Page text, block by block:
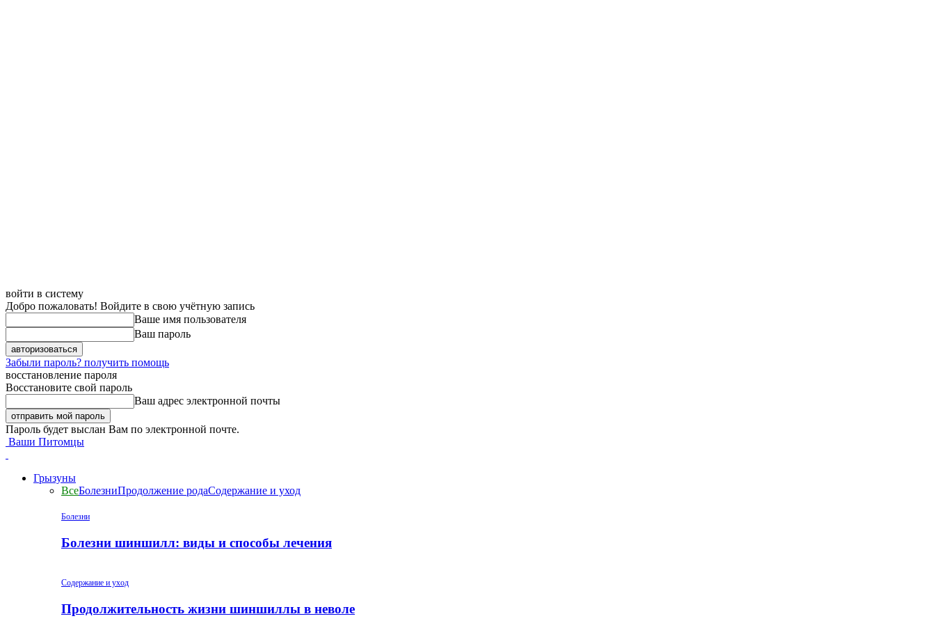
войти в систему
Добро пожаловать! Войдите в свою учётную запись
Ваше имя пользователя
Ваш пароль
Забыли пароль? получить помощь
восстановление пароля
Восстановите свой пароль
Ваш адрес электронной почты
Пароль будет выслан Вам по электронной почте.
Ваши Питомцы
Грызуны
ВсеБолезниПродолжение родаСодержание и уход
Болезни
Болезни шиншилл: виды и способы лечения
Содержание и уход
Продолжительность жизни шиншиллы в неволе